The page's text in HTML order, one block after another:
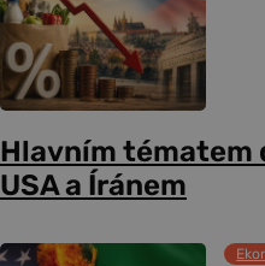
Hlavním tématem
USA a Íránem